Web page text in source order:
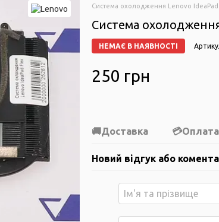
Система охолодження Lenovo IdeaPad
Система
НЕМАЄ В НАЯВНОСТІ
250 грн
Доставка Оплата
Новий відгук або